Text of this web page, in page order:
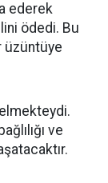
ederek
ödedi. Bu
üzüntüye
ve